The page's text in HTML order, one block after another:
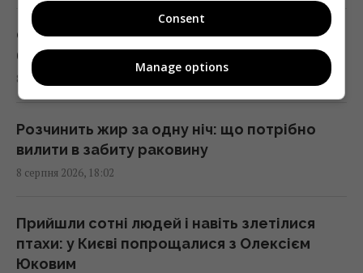
електростанцію у США: їм доручили
особливе завдання
17:16 субота, 08 серпня 2026
Україна ніколи не випускатиме ракети до
Patriot: експерт назвав причини
17:13 субота, 08 серпня 2026
краще мовчати цього дня
17:10 субота, 08 серпня 2026
Сарана вкрила небо чорним: "біблійна
буря" налякала росіян
8 серпня 2026, 18:03
Розчинить жир за одну ніч: що потрібно
вилити в забиту раковину
8 серпня 2026, 18:02
Прийшли сотні людей і навіть злетілися
птахи: у Києві попрощалися з Олексієм
Юковим
Consent
Manage options